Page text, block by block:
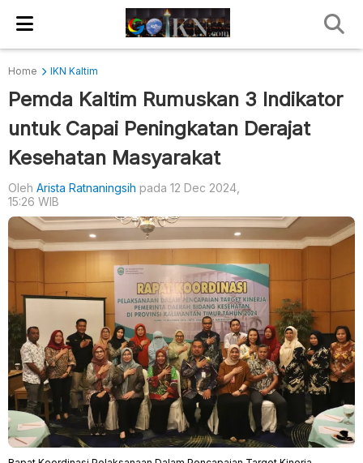
Home IKN Kaltim
Pemda Kaltim Rumuskan 3 Indikator
untuk Capai Peningkatan Derajat
Kesehatan Masyarakat
Oleh Arista Ratnaningsih pada 12 Dec 2024,
15:26 WIB